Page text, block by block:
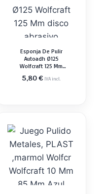
Esponja De Pulir
Autoadh Ø125
Wolfcraft 125 Mm
5,80€ IVA incl.